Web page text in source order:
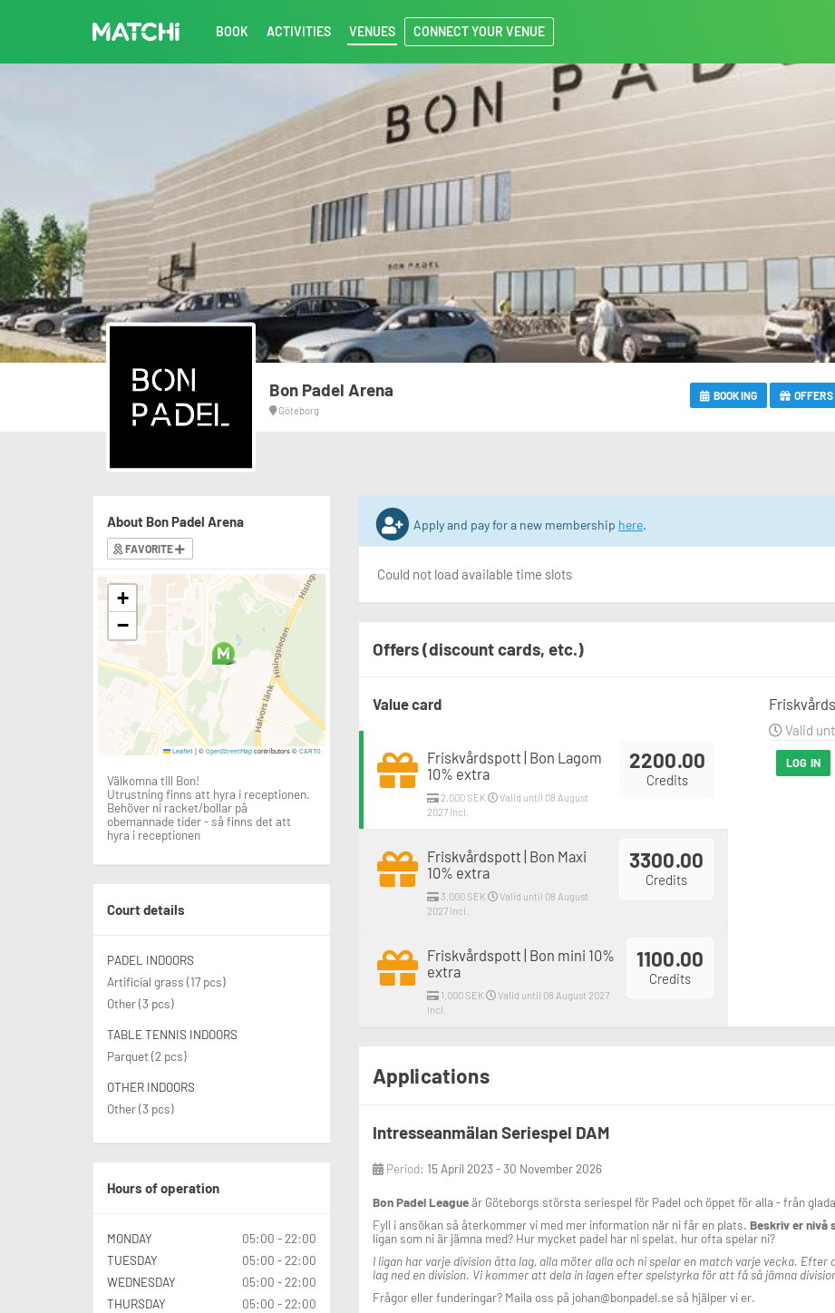
BOOK ACTIVITIES VENUES CONNECT YOUR VENUE
Bon Padel Arena
Göteborg
BOOKING OFFERS
Apply and pay for a new membership here.
Could not load available time slots
Offers (discount cards, etc.)
Value card
2200.00
Credits
Friskvårdspott | Bon Lagom
10% extra
2,000 SEK
Valid until 08 August
2027 incl.
3300.00
Credits
Friskvårdspott | Bon Maxi
10% extra
3,000 SEK
Valid until 08 August
2027 incl.
1100.00
Credits
Friskvårdspott | Bon mini 10%
extra
1,000 SEK
Valid until 08 August 2027
incl.
Valid
LOG IN
Applications
Intresseanmälan Seriespel DAM
Period: 15 April 2023 - 30 November 2026
Bon Padel Leagueär Göteborgs största seriespel för Padel och öppet för alla - från
Fyll i ansökan så återkommer vi med mer information när ni får en plats. Beskriv er nivå
ligan som ni är jämna med? Hur mycket padel har ni spelat, hur ofta spelar ni?
I ligan har varje division åtta lag, alla möter alla och ni spelar en match varje vecka.
lag ned en division. Vi kommer att dela in lagen efter spelstyrka för att få så jämna
Frågor eller funderingar? Maila oss på johan@bonpadel.se så hjälper vi er.
About Bon Padel Arena
FAVORITE
+
−
Leaflet |© OpenStreetMapcontributors © CARTO
Välkomna till Bon!
Utrustning finns att hyra i receptionen.
Behöver ni racket/bollar på
obemannade tider - så finns det att
hyra i receptionen
Court details
PADEL INDOORS
Artificial grass (17 pcs)
Other (3 pcs)
TABLE TENNIS INDOORS
Parquet (2 pcs)
OTHER INDOORS
Other (3 pcs)
Hours of operation
MONDAY
05:00 - 22:00
TUESDAY
05:00 - 22:00
WEDNESDAY
05:00 - 22:00
THURSDAY
05:00 - 22:00